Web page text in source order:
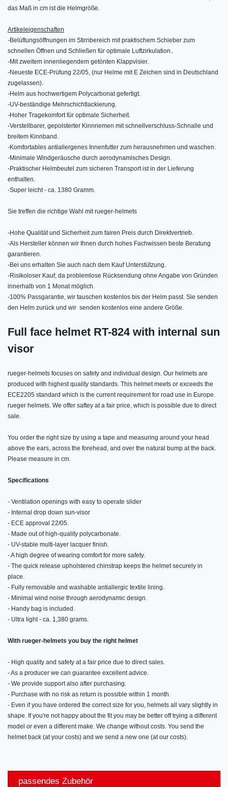
das Maß in cm ist die Helmgröße.
Artikeleigenschaften
-Belüftungsöffnungen im Stirnbereich mit praktischem Schieber zum
schnellen Öffnen und Schließen für optimale Luftzirkulation..
-Mit zweitem innenliegendem getönten Klappvisier.
-Neueste ECE-Prüfung 22/05, (nur Helme mit E Zeichen sind in Deutschland
zugelassen).
-Helm aus hochwertigem Polycarbonat gefertigt.
-UV-beständige Mehrschichtlackierung.
-Hoher Tragekomfort für optimale Sicherheit.
-Verstellbarer, gepolsterter Kinnriemen mit schnellverschluss-Schnalle und
breitem Kinnband.
-Komfortables antiallergenes Innenfutter zum herausnehmen und waschen.
-Minimale Windgeräusche durch aerodynamisches Design.
-Praktischer Helmbeutel zum sicheren Transport ist in der Lieferung
enthalten.
-Super leicht - ca. 1380 Gramm.
Sie treffen die richtige Wahl mit rueger-helmets
-Hohe Qualität und Sicherheit zum fairen Preis durch Direktvertrieb.
-Als Hersteller können wir Ihnen durch hohes Fachwissen beste Beratung
garantieren.
-Bei uns erhalten Sie auch nach dem Kauf Unterstützung.
-Risikoloser Kauf, da problemlose Rücksendung ohne Angabe von Gründen
innerhalb von 1 Monat möglich.
-100% Passgarantie, wir tauschen kostenlos bis der Helm passt. Sie senden
den Helm zurück und wir senden kostenlos eine andere Größe.
Full face helmet RT-824 with internal sun
visor
rueger-helmets focuses on safety and individual design. Our helmets are
produced with highest quality standards. This helmet meets or exceeds the
ECE2205 standard which is the current requirement for road use in Europe.
rueger helmets. We offer saftey at a fair price, which is possible due to direct
sale.
You order the right size by using a tape and measuring around your head
above the ears, across the forehead, and over the natural bump at the back.
Please measure in cm.
Specifications
- Ventilation openings with easy to operate slider
- Internal drop down sun-visor
- ECE approval 22/05.
- Made out of high-quality polycarbonate.
- UV-stable multi-layer lacquer finish.
- A high degree of wearing comfort for more safety.
- The quick release upholstered chinstrap keeps the helmet securely in
place.
- Fully removable and washable antiallergic textile lining.
- Minimal wind noise through aerodynamic design.
- Handy bag is included.
- Ultra light - ca. 1,380 grams.
With rueger-helmets you buy the right helmet
- High quality and safety at a fair price due to direct sales.
- As a producer we can guarantee excellent advice.
- We provide support also after purchasing.
- Purchase with no risk as return is possible within 1 month.
- Even if you have ordered the correct size for you, helmets all vary slightly in
shape. If you're not happy about the fit you may be better off trying a different
model or even a different make. We change without costs. You send the
helmet back (at your costs) and we send a new one (at our costs).
passendes Zubehör